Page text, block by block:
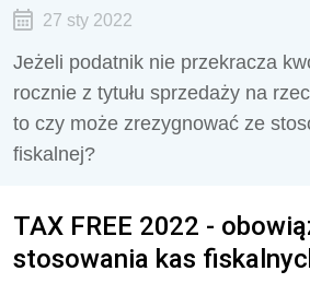
27 sty 2022
Jeżeli podatnik nie przekracza
rocznie z tytułu sprzedaży na
to czy może zrezygnować ze
fiskalnej?
TAX FREE 2022 -
stosowania kas